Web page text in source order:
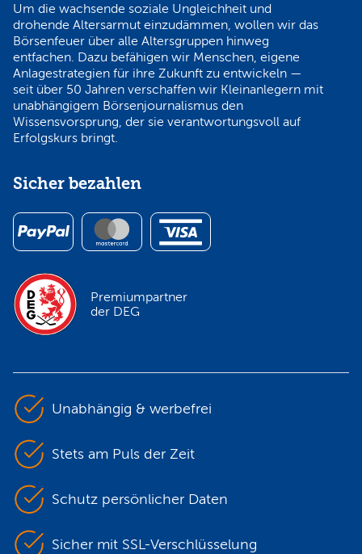
Um die wachsende soziale Ungleichheit und
drohende Altersarmut einzudämmen, wollen wir das
Börsenfeuer über alle Altersgruppen hinweg
entfachen. Dazu befähigen wir Menschen, eigene
Anlagestrategien für ihre Zukunft zu entwickeln —
seit über 50 Jahren verschaffen wir Kleinanlegern mit
unabhängigem Börsenjournalismus den
Wissensvorsprung, der sie verantwortungsvoll auf
Erfolgskurs bringt.
Sicher bezahlen
Premiumpartner
der DEG
Unabhängig & werbefrei
Stets am Puls der Zeit
Schutz persönlicher Daten
Sicher mit SSL-Verschlüsselung